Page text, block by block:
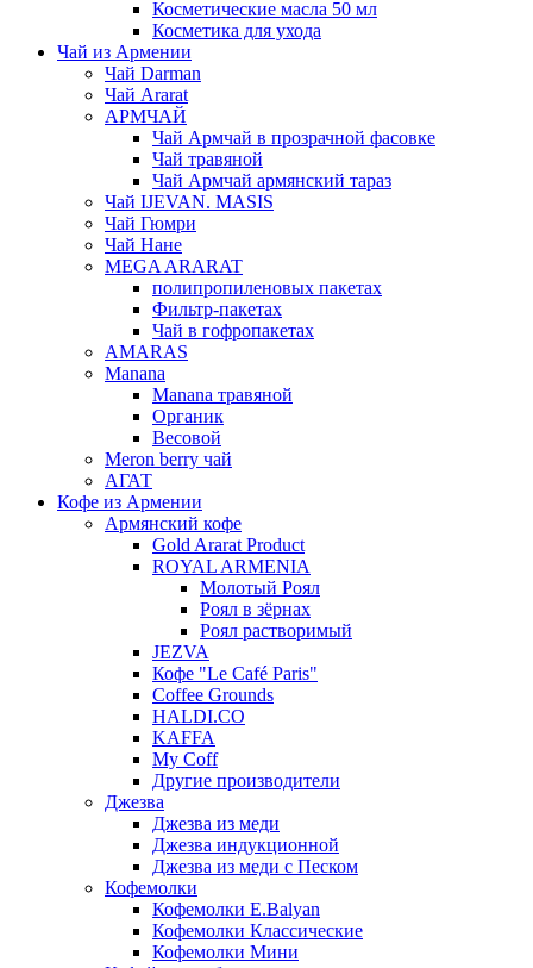
Косметические масла 50 мл
Косметика для ухода
Чай из Армении
Чай Darman
Чай Ararat
АРМЧАЙ
Чай Армчай в прозрачной фасовке
Чай травяной
Чай Армчай армянский тараз
Чай IJEVAN. MASIS
Чай Гюмри
Чай Нане
MEGA ARARAT
полипропиленовых пакетах
Фильтр-пакетах
Чай в гофропакетах
AMARAS
Manana
Manana травяной
Органик
Весовой
Meron berry чай
АГАТ
Кофе из Армении
Армянский кофе
Gold Ararat Product
ROYAL ARMENIA
Молотый Роял
Роял в зёрнах
Роял растворимый
JEZVA
Кофе "Le Café Paris"
Coffee Grounds
HALDI.CO
KAFFA
My Coff
Другие производители
Джезва
Джезва из меди
Джезва индукционной
Джезва из меди с Песком
Кофемолки
Кофемолки E.Balyan
Кофемолки Классические
Кофемолки Мини